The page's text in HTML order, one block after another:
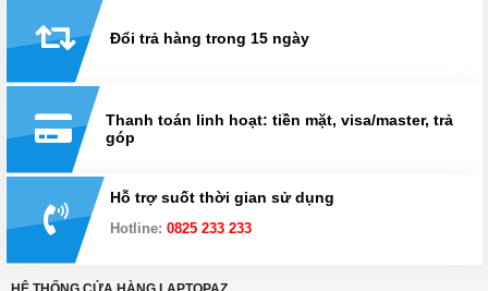
Thanh toán linh hoạt: tiền mặt, visa/master, trả